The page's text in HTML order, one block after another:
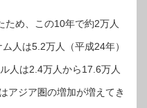
ため、この10年で約2万人
人は5.2万人（平成24年）
人は2.4万人から17.6万人
アジア圏の増加が増えてき